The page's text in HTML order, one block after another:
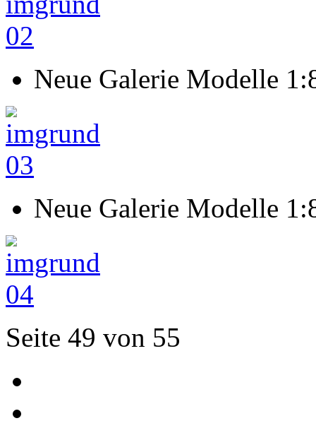
Neue Galerie Modelle
Neue Galerie Modelle
Seite 49 von 55